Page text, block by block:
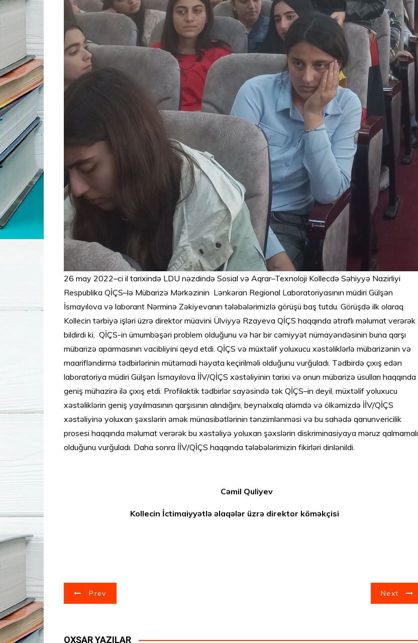
26 may 2022–ci il tarixində LDU nəzdində Sosial və Aqrar–Texnoloji Kollecdə Səhiyyə Nazirliyi
Respublika QİÇS–lə Mübarizə Mərkəzinin Lənkəran Regional Laboratoriyasının müdiri Gülşən
İsmayılova və laborant Nərminə Zəkiyevanın tələbələrimizlə görüşü baş tutdu. Görüşdə ilk olaraq
Kollecin tərbiyə işləri üzrə direktor müavini Ülviyyə Rzayeva QİÇS haqqında ətraflı məlumat verərək
bildirdi ki, QİÇS-in ümumbəşəri problem olduğunu və hər bir cəmiyyət nümayəndəsinin buna qarşı
mübarizə aparmasının vacibliyini qeyd etdi. QİÇS və müxtəlif yoluxucu xəstəliklərlə mübarizənin və
maarifləndirmə tədbirlərinin mütəmadi həyata keçirilməli olduğunu vurğuladı. Tədbirdə çıxış edən
laboratoriya müdiri Gülşən İsmayılova İİV/QİÇS xəstəliyinin tarixi və onun mübarizə üsulları haqqında
geniş mühazirə ilə çıxış etdi. Profilaktik tədbirlər sayəsində tək QİÇS–in deyil, müxtəlif yoluxucu
xəstəliklərin geniş yayılmasının qarşısının alındığını, beynəlxalq aləmdə və ölkəmizdə İİV/QİÇS
xəstəliyinə yoluxan şəxslərin əmək münasibətlərinin tənzimlənməsi və bu sahədə qanunvericilik
prosesi haqqında məlumat verərək bu xəstəliyə yoluxan şəxslərin diskriminasiyaya məruz qalmamalı
olduğunu vurğuladı. Daha sonra İİV/QİÇS haqqında tələbələrimizin fikirləri dinlənildi.
Cəmil Quliyev
Kollecin İctimaiyyətlə əlaqələr üzrə direktor köməkçisi
Y
z
Prev Next
OXŞAR YAZILAR